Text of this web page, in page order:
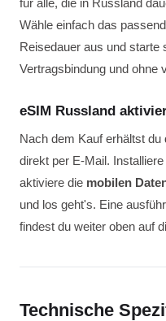
für alle, die in Russland
Wähle einfach das
Reisedauer aus und starte
Vertragsbindung und ohne
eSIM Russland
Nach dem Kauf erhältst
direkt per E-Mail.
aktiviere die mobilen
und los geht's. Eine
findest du weiter oben auf
Technische